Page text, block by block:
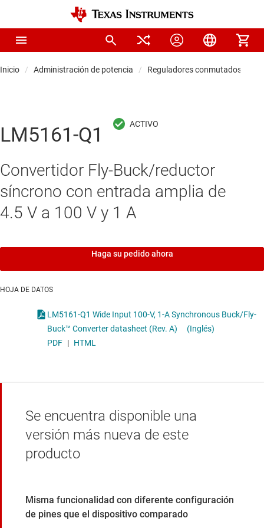
Inicio Administración de potencia Reguladores conmutados CC/
LM5161-Q1
Convertidor Fly-Buck/reductor
síncrono con entrada amplia de
4.5 V a 100 V y 1 A
Haga su pedido ahora
HOJA DE DATOS
LM5161-Q1 Wide Input 100-V, 1-A Synchronous Buck/Fly-
Buck™ Converter datasheet (Rev. A)
(Inglés)
PDF | HTML
Se encuentra disponible una
versión más nueva de este
producto
Misma funcionalidad con diferente configuración
de pines que el dispositivo comparado